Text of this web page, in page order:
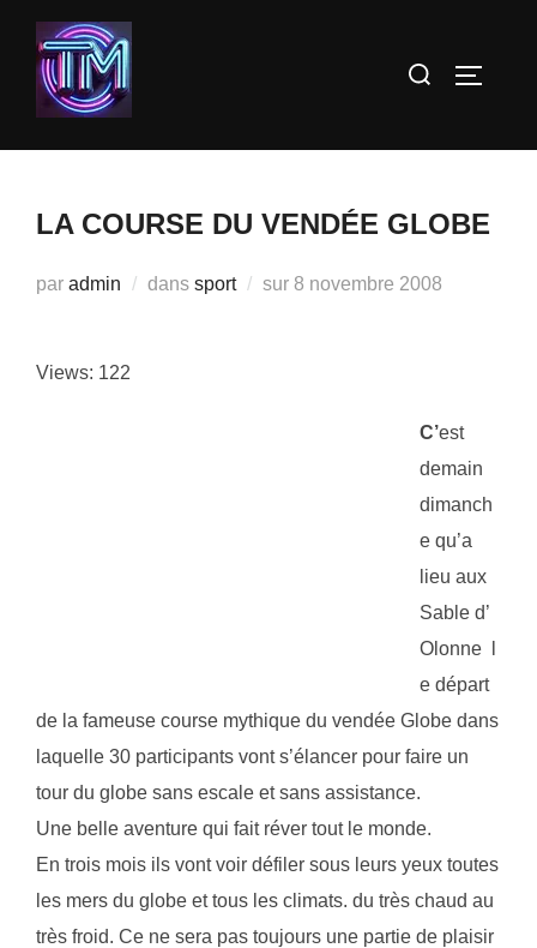
contenu
Rechercher :
LA COURSE DU VENDÉE GLOBE
par admin dans sport sur Publié
8 novembre 2008
Views: 122
C’est
demain
dimanch
e qu’a
lieu aux
Sable d’
Olonne l
e départ
de la fameuse course mythique du vendée Globe dans
laquelle 30 participants vont s’élancer pour faire un
tour du globe sans escale et sans assistance.
Une belle aventure qui fait réver tout le monde.
En trois mois ils vont voir défiler sous leurs yeux toutes
les mers du globe et tous les climats. du très chaud au
très froid. Ce ne sera pas toujours une partie de plaisir